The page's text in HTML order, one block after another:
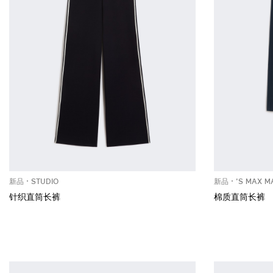
新品 STUDIO
针织直筒长裤
新品 'S MAX
棉质直筒长裤